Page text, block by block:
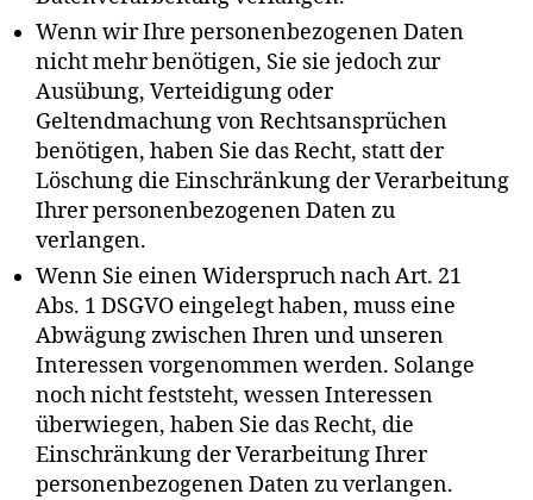
Wenn wir Ihre personenbezogenen Daten
nicht mehr benötigen, Sie sie jedoch zur
Ausübung, Verteidigung oder
Geltendmachung von Rechtsansprüchen
benötigen, haben Sie das Recht, statt der
Löschung die Einschränkung der Verarbeitung
Ihrer personenbezogenen Daten zu
verlangen.
Wenn Sie einen Widerspruch nach Art. 21
Abs. 1 DSGVO eingelegt haben, muss eine
Abwägung zwischen Ihren und unseren
Interessen vorgenommen werden. Solange
noch nicht feststeht, wessen Interessen
überwiegen, haben Sie das Recht, die
Einschränkung der Verarbeitung Ihrer
personenbezogenen Daten zu verlangen.